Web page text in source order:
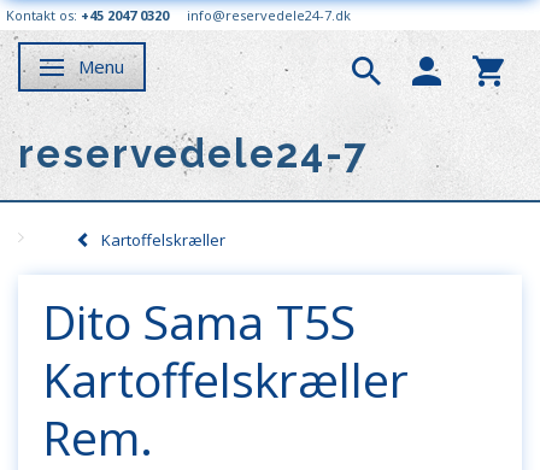
Kontakt os: +45 2047 0320 info@reservedele24-7.dk
Skifte navigation
Menu
reservedele24-7
Kartoffelskræller
Dito Sama T5S
Kartoffelskræller
Rem.